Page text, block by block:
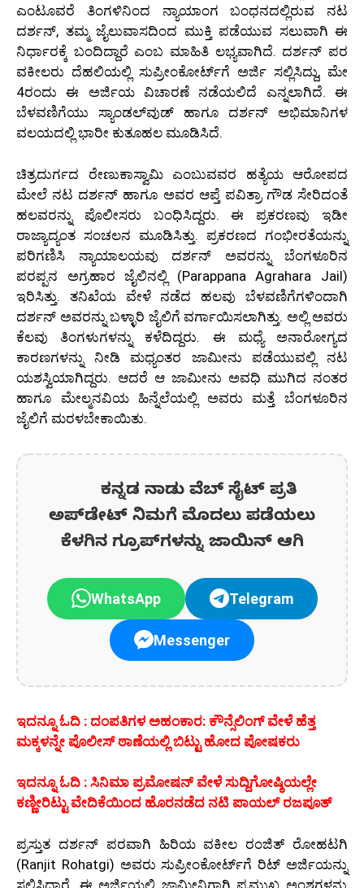
ಎಂಟೂವರೆ ತಿಂಗಳಿನಿಂದ ನ್ಯಾಯಾಂಗ ಬಂಧನದಲ್ಲಿರುವ ನಟ
ದರ್ಶನ್, ತಮ್ಮ ಜೈಲುವಾಸದಿಂದ ಮುಕ್ತಿ ಪಡೆಯುವ ಸಲುವಾಗಿ ಈ
ನಿರ್ಧಾರಕ್ಕೆ ಬಂದಿದ್ದಾರೆ ಎಂಬ ಮಾಹಿತಿ ಲಭ್ಯವಾಗಿದೆ. ದರ್ಶನ್ ಪರ
ವಕೀಲರು ದೆಹಲಿಯಲ್ಲಿ ಸುಪ್ರೀಂಕೋರ್ಟ್‌ಗೆ ಅರ್ಜಿ ಸಲ್ಲಿಸಿದ್ದು, ಮೇ
4ರಂದು ಈ ಅರ್ಜಿಯ ವಿಚಾರಣೆ ನಡೆಯಲಿದೆ ಎನ್ನಲಾಗಿದೆ. ಈ
ಬೆಳವಣಿಗೆಯು ಸ್ಯಾಂಡಲ್‌ವುಡ್ ಹಾಗೂ ದರ್ಶನ್ ಅಭಿಮಾನಿಗಳ
ವಲಯದಲ್ಲಿ ಭಾರೀ ಕುತೂಹಲ ಮೂಡಿಸಿದೆ.
ಚಿತ್ರದುರ್ಗದ ರೇಣುಕಾಸ್ವಾಮಿ ಎಂಬುವವರ ಹತ್ಯೆಯ ಆರೋಪದ
ಮೇಲೆ ನಟ ದರ್ಶನ್ ಹಾಗೂ ಅವರ ಆಪ್ತೆ ಪವಿತ್ರಾ ಗೌಡ ಸೇರಿದಂತೆ
ಹಲವರನ್ನು ಪೊಲೀಸರು ಬಂಧಿಸಿದ್ದರು. ಈ ಪ್ರಕರಣವು ಇಡೀ
ರಾಜ್ಯಾದ್ಯಂತ ಸಂಚಲನ ಮೂಡಿಸಿತ್ತು. ಪ್ರಕರಣದ ಗಂಭೀರತೆಯನ್ನು
ಪರಿಗಣಿಸಿ ನ್ಯಾಯಾಲಯವು ದರ್ಶನ್ ಅವರನ್ನು ಬೆಂಗಳೂರಿನ
ಪರಪ್ಪನ ಅಗ್ರಹಾರ ಜೈಲಿನಲ್ಲಿ (Parappana Agrahara Jail)
ಇರಿಸಿತ್ತು. ತನಿಖೆಯ ವೇಳೆ ನಡೆದ ಹಲವು ಬೆಳವಣಿಗೆಗಳಿಂದಾಗಿ
ದರ್ಶನ್ ಅವರನ್ನು ಬಳ್ಳಾರಿ ಜೈಲಿಗೆ ವರ್ಗಾಯಿಸಲಾಗಿತ್ತು. ಅಲ್ಲಿ ಅವರು
ಕೆಲವು ತಿಂಗಳುಗಳನ್ನು ಕಳೆದಿದ್ದರು. ಈ ಮಧ್ಯೆ ಅನಾರೋಗ್ಯದ
ಕಾರಣಗಳನ್ನು ನೀಡಿ ಮಧ್ಯಂತರ ಜಾಮೀನು ಪಡೆಯುವಲ್ಲಿ ನಟ
ಯಶಸ್ವಿಯಾಗಿದ್ದರು. ಆದರೆ ಆ ಜಾಮೀನು ಅವಧಿ ಮುಗಿದ ನಂತರ
ಹಾಗೂ ಮೇಲ್ಮನವಿಯ ಹಿನ್ನೆಲೆಯಲ್ಲಿ ಅವರು ಮತ್ತೆ ಬೆಂಗಳೂರಿನ
ಜೈಲಿಗೆ ಮರಳಬೇಕಾಯಿತು.
ಕನ್ನಡ ನಾಡು ವೆಬ್ ಸೈಟ್ ಪ್ರತಿ
ಅಪ್‌ಡೇಟ್‌ ನಿಮಗೆ ಮೊದಲು ಪಡೆಯಲು
ಕೆಳಗಿನ ಗ್ರೂಪ್‌ಗಳನ್ನು ಜಾಯಿನ್ ಆಗಿ
WhatsApp Telegram
Messenger
ಇದನ್ನೂ ಓದಿ : ದಂಪತಿಗಳ ಅಹಂಕಾರ: ಕೌನ್ಸೆಲಿಂಗ್ ವೇಳೆ ಹೆತ್ತ
ಮಕ್ಕಳನ್ನೇ ಪೊಲೀಸ್ ಠಾಣೆಯಲ್ಲಿ ಬಿಟ್ಟು ಹೋದ ಪೋಷಕರು
ಇದನ್ನೂ ಓದಿ : ಸಿನಿಮಾ ಪ್ರಮೋಷನ್ ವೇಳೆ ಸುದ್ದಿಗೋಷ್ಠಿಯಲ್ಲೇ
ಕಣ್ಣೀರಿಟ್ಟು ವೇದಿಕೆಯಿಂದ ಹೊರನಡೆದ ನಟಿ ಪಾಯಲ್ ರಜಪೂತ್
ಪ್ರಸ್ತುತ ದರ್ಶನ್ ಪರವಾಗಿ ಹಿರಿಯ ವಕೀಲ ರಂಜಿತ್ ರೋಹಟಗಿ
(Ranjit Rohatgi) ಅವರು ಸುಪ್ರೀಂಕೋರ್ಟ್‌ಗೆ ರಿಟ್ ಅರ್ಜಿಯನ್ನು
ಸಲ್ಲಿಸಿದ್ದಾರೆ. ಈ ಅರ್ಜಿಯಲ್ಲಿ ಜಾಮೀನಿಗಾಗಿ ಪ್ರಮುಖ ಅಂಶಗಳನ್ನು